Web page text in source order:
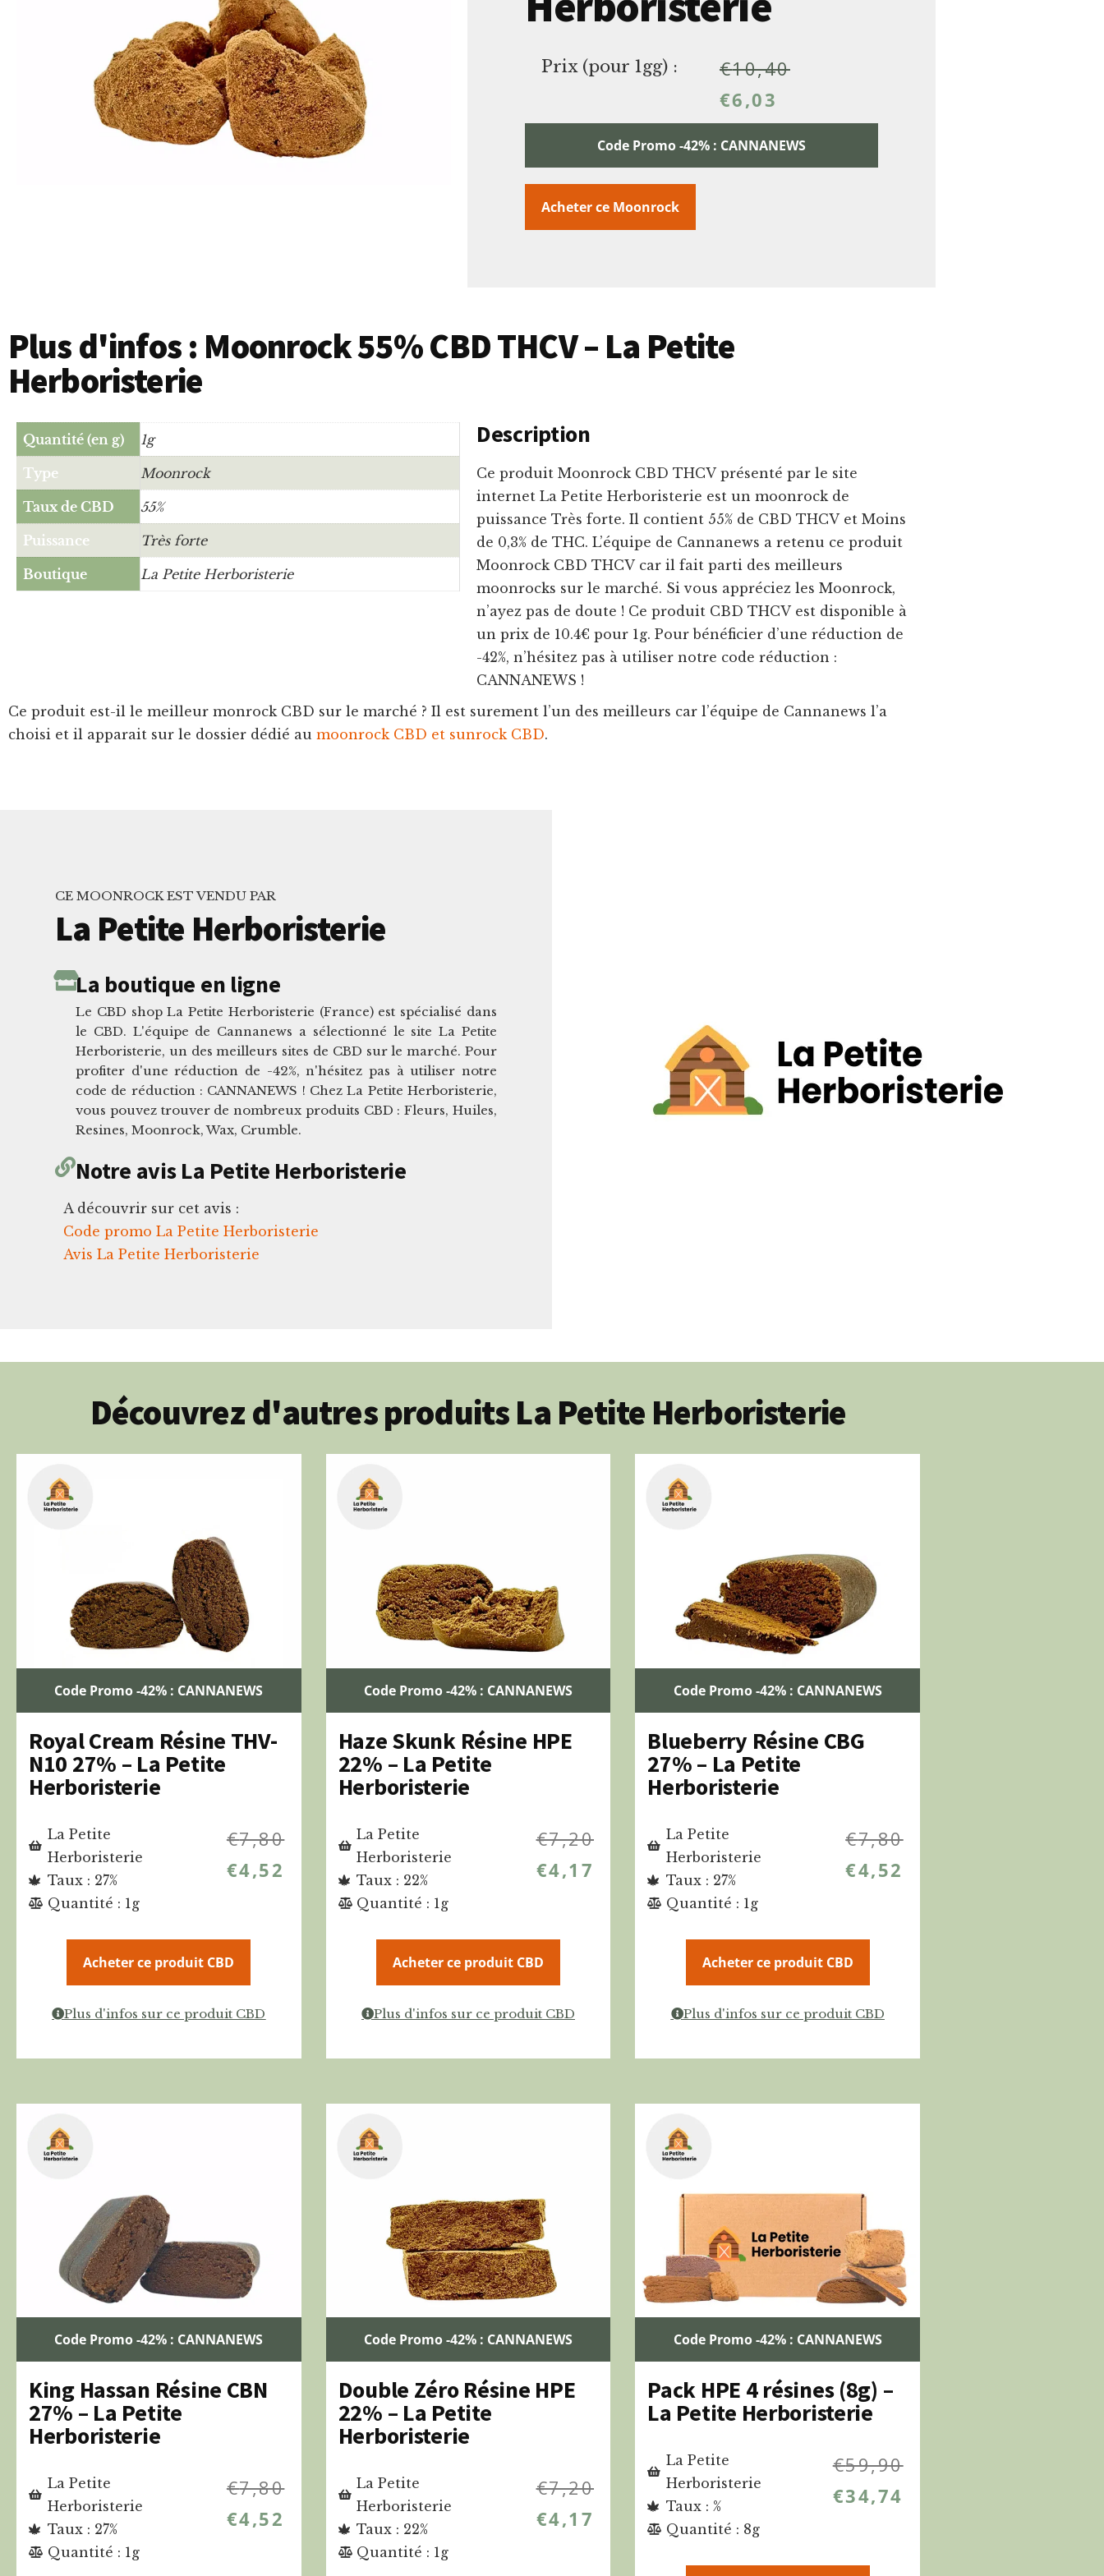
Prix (pour 1gg) : €10,40
€6,03
Code Promo -42% : CANNANEWS
Acheter ce Moonrock
Plus d'infos : Moonrock 55% CBD THCV – La Petite
Herboristerie
Quantité (en g) 1g
Type Moonrock
Taux de CBD 55%
Puissance Très forte
Boutique La Petite Herboristerie
Description
Ce produit Moonrock CBD THCV présenté par le site
internet La Petite Herboristerie est un moonrock de
puissance Très forte. Il contient 55% de CBD THCV et Moins
de 0,3% de THC. L’équipe de Cannanews a retenu ce produit
Moonrock CBD THCV car il fait parti des meilleurs
moonrocks sur le marché. Si vous appréciez les Moonrock,
n’ayez pas de doute ! Ce produit CBD THCV est disponible à
un prix de 10.4€ pour 1g. Pour bénéficier d’une réduction de
-42%, n’hésitez pas à utiliser notre code réduction :
CANNANEWS !
Ce produit est-il le meilleur monrock CBD sur le marché ? Il est surement l’un des meilleurs car l’équipe de Cannanews l’a
choisi et il apparait sur le dossier dédié au moonrock CBD et sunrock CBD.
CE MOONROCK EST VENDU PAR
La Petite Herboristerie
La boutique en ligne
Le CBD shop La Petite Herboristerie (France) est spécialisé dans
le CBD. L'équipe de Cannanews a sélectionné le site La Petite
Herboristerie, un des meilleurs sites de CBD sur le marché. Pour
profiter d'une réduction de -42%, n'hésitez pas à utiliser notre
code de réduction : CANNANEWS ! Chez La Petite Herboristerie,
vous pouvez trouver de nombreux produits CBD : Fleurs, Huiles,
Resines, Moonrock, Wax, Crumble.
Notre avis La Petite Herboristerie
A découvrir sur cet avis :
Code promo La Petite Herboristerie
Avis La Petite Herboristerie
Découvrez d'autres produits La Petite Herboristerie
Code Promo -42% : CANNANEWS
Royal Cream Résine THV-
N10 27% – La Petite
Herboristerie
La Petite
Herboristerie
Taux : 27%
Quantité : 1g
€7,80
€4,52
Acheter ce produit CBD
Plus d'infos sur ce produit CBD
Code Promo -42% : CANNANEWS
Haze Skunk Résine HPE
22% – La Petite
Herboristerie
La Petite
Herboristerie
Taux : 22%
Quantité : 1g
€7,20
€4,17
Acheter ce produit CBD
Plus d'infos sur ce produit CBD
Code Promo -42% : CANNANEWS
Blueberry Résine CBG
27% – La Petite
Herboristerie
La Petite
Herboristerie
Taux : 27%
Quantité : 1g
€7,80
€4,52
Acheter ce produit CBD
Plus d'infos sur ce produit CBD
Code Promo -42% : CANNANEWS
King Hassan Résine CBN
27% – La Petite
Herboristerie
La Petite
Herboristerie
Taux : 27%
Quantité : 1g
€7,80
€4,52
Code Promo -42% : CANNANEWS
Double Zéro Résine HPE
22% – La Petite
Herboristerie
La Petite
Herboristerie
Taux : 22%
Quantité : 1g
€7,20
€4,17
Code Promo -42% : CANNANEWS
Pack HPE 4 résines (8g) –
La Petite Herboristerie
La Petite
Herboristerie
Taux : %
Quantité : 8g
€59,90
€34,74